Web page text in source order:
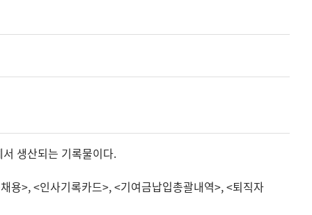
생산되는 기록물이다.
용>, <인사기록카드>, <기여금납입총괄내역>, <퇴직자